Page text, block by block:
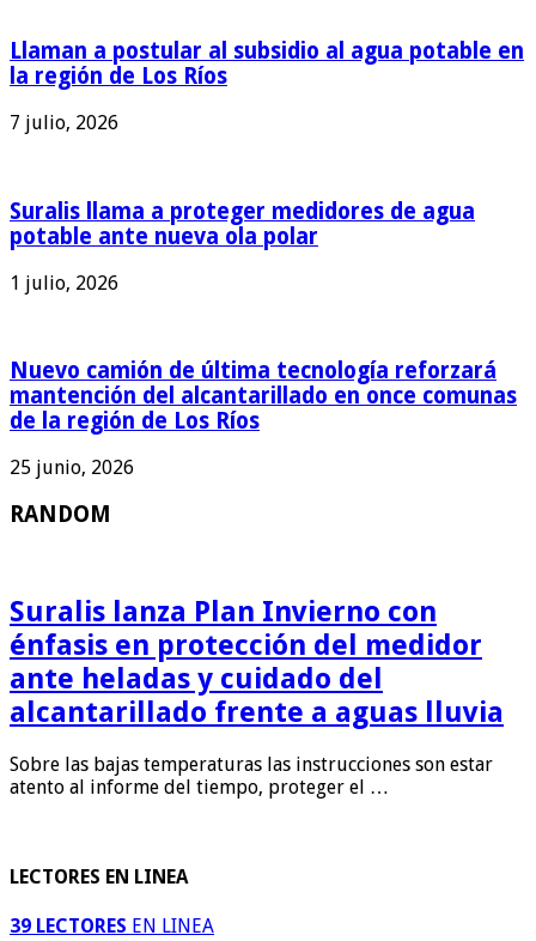
Llaman a postular al subsidio al agua potable en
la región de Los Ríos
7 julio, 2026
Suralis llama a proteger medidores de agua
potable ante nueva ola polar
1 julio, 2026
Nuevo camión de última tecnología reforzará
mantención del alcantarillado en once comunas
de la región de Los Ríos
25 junio, 2026
RANDOM
Suralis lanza Plan Invierno con
énfasis en protección del medidor
ante heladas y cuidado del
alcantarillado frente a aguas lluvia
Sobre las bajas temperaturas las instrucciones son estar
atento al informe del tiempo, proteger el …
LECTORES EN LINEA
39 LECTORES EN LINEA